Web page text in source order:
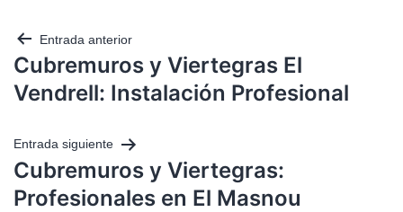
Entrada anterior
Cubremuros y Viertegras El
Vendrell: Instalación Profesional
Entrada siguiente
Cubremuros y Viertegras:
Profesionales en El Masnou